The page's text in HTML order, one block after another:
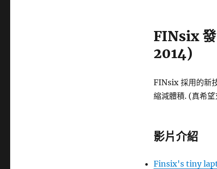
FINsix
2014)
FINsix 採用的新
縮減體積. (真希
影片介紹
Finsix's tiny